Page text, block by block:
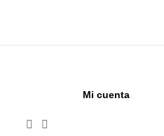
 
Mi cuenta